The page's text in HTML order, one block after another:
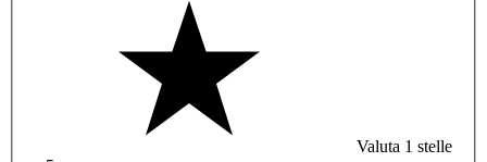
Valuta 1 stelle